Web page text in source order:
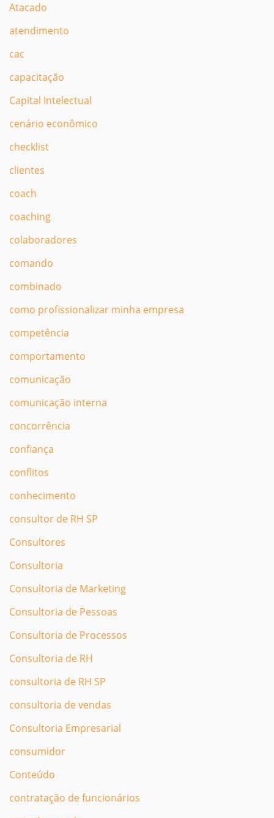
Atacado
atendimento
cac
capacitação
Capital Intelectual
cenário econômico
checklist
clientes
coach
coaching
colaboradores
comando
combinado
como profissionalizar minha empresa
competência
comportamento
comunicação
comunicação interna
concorrência
confiança
conflitos
conhecimento
consultor de RH SP
Consultores
Consultoria
Consultoria de Marketing
Consultoria de Pessoas
Consultoria de Processos
Consultoria de RH
consultoria de RH SP
consultoria de vendas
Consultoria Empresarial
consumidor
Conteúdo
contratação de funcionários